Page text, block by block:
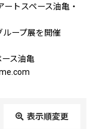
ペース油亀・
ループ展を開催
ス油亀
表示順変更